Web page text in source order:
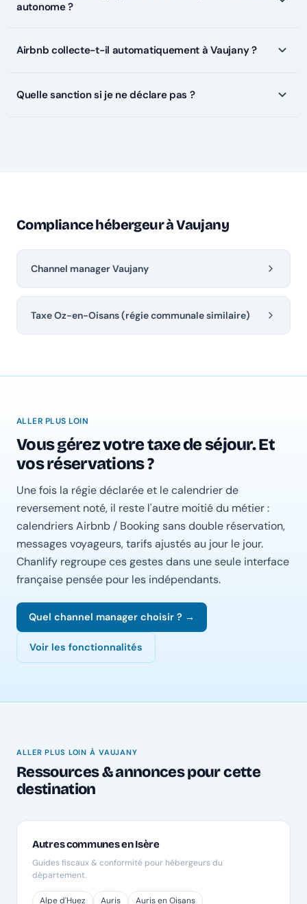
autonome ?
Airbnb collecte-t-il automatiquement à Vaujany ?
Quelle sanction si je ne déclare pas ?
Compliance hébergeur à Vaujany
Channel manager Vaujany
Taxe Oz-en-Oisans (régie communale similaire)
ALLER PLUS LOIN
Vous gérez votre taxe de séjour. Et
vos réservations ?
Une fois la régie déclarée et le calendrier de
reversement noté, il reste l'autre moitié du métier :
calendriers Airbnb / Booking sans double réservation,
messages voyageurs, tarifs ajustés au jour le jour.
Chanlify regroupe ces gestes dans une seule interface
française pensée pour les indépendants.
Quel channel manager choisir ? →
Voir les fonctionnalités
ALLER PLUS LOIN À VAUJANY
Ressources & annonces pour cette
destination
Autres communes en Isère
Guides fiscaux & conformité pour hébergeurs du
département.
Alpe d'Huez Auris Auris en Oisans